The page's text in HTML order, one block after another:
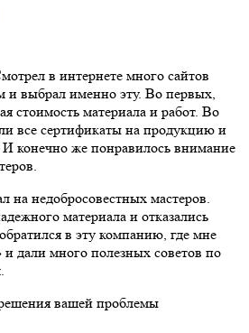
в интернете много сайтов
выбрал именно эту. Во первых,
стоимость материала и работ. Во
все сертификаты на продукцию и
конечно же понравилось внимание
на недобросовестных мастеров.
материала и отказались
в эту компанию, где мне
и дали много полезных советов по
вашей проблемы